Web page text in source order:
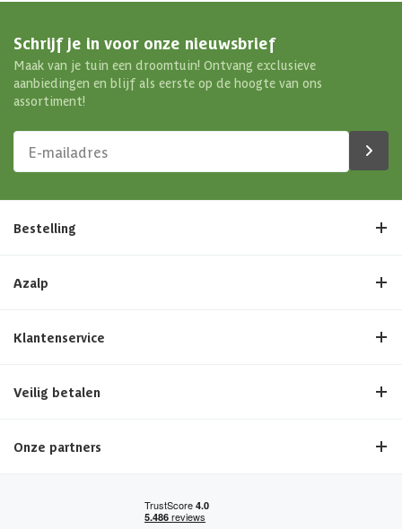
Schrijf je in voor onze nieuwsbrief
Maak van je tuin een droomtuin! Ontvang exclusieve
aanbiedingen en blijf als eerste op de hoogte van ons
assortiment!
Bestelling
Azalp
Klantenservice
Veilig betalen
Onze partners